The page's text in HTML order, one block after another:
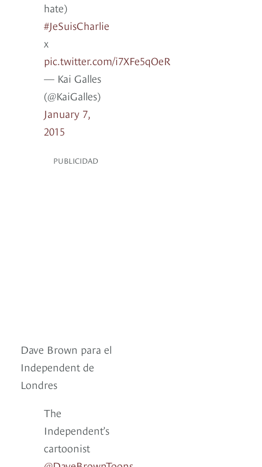
hate)
#JeSuisCharlie
x
pic.twitter.com/i7XFe5qOeR
— Kai Galles
(@KaiGalles)
January 7,
2015
PUBLICIDAD
Dave Brown para el
Independent de
Londres
The
Independent’s
cartoonist